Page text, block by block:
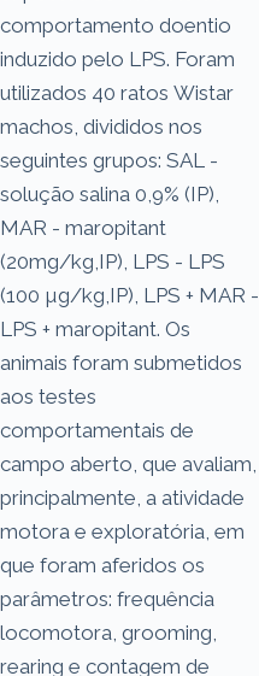
comportamento doentio
induzido pelo LPS. Foram
utilizados 40 ratos Wistar
machos, divididos nos
seguintes grupos: SAL -
solução salina 0,9% (IP),
MAR - maropitant
(20mg/kg,IP), LPS - LPS
(100 µg/kg,IP), LPS + MAR -
LPS + maropitant. Os
animais foram submetidos
aos testes
comportamentais de
campo aberto, que avaliam,
principalmente, a atividade
motora e exploratória, em
que foram aferidos os
parâmetros: frequência
locomotora, grooming,
rearing e contagem de